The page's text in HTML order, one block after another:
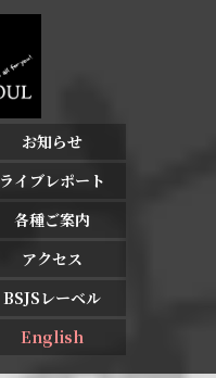
お知らせ
ライブレポート
各種ご案内
アクセス
BSJSレーベル
English